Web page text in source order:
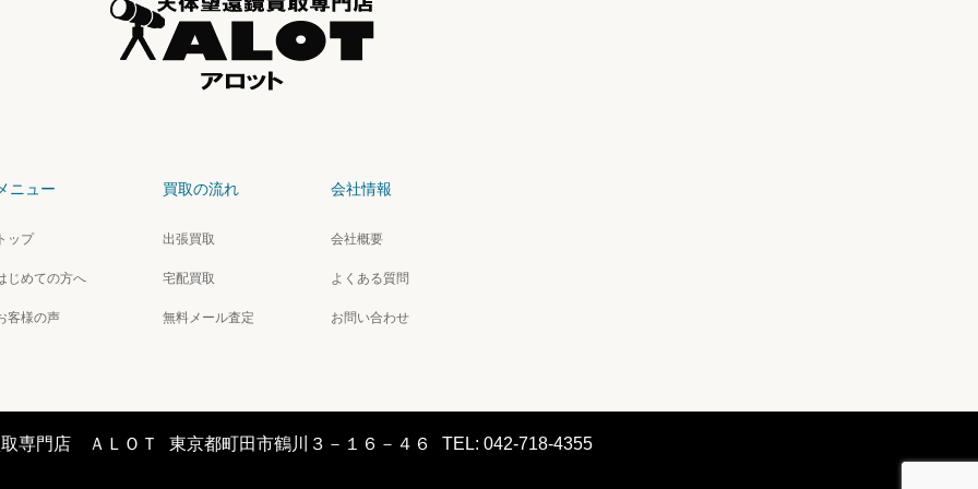
メニュー
トップ
じめての方へ
客様の声
買取の流れ
出張買取
宅配買取
無料メール査定
会社情報
会社概要
よくある質問
お問い合わせ
専門店 ＡＬＯＴ 東京都町田市鶴川３－１６－４６ TEL: 042-718-4355